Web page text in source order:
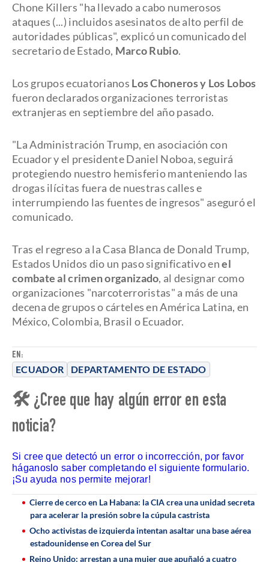
EN:
ECUADOR DEPARTAMENTO DE ESTADO
Chone Killers "ha llevado a cabo numerosos
ataques (...) incluidos asesinatos de alto perfil de
autoridades públicas", explicó un comunicado del
secretario de Estado, Marco Rubio.
Los grupos ecuatorianos Los Choneros y Los Lobos
fueron declarados organizaciones terroristas
extranjeras en septiembre del año pasado.
"La Administración Trump, en asociación con
Ecuador y el presidente Daniel Noboa, seguirá
protegiendo nuestro hemisferio manteniendo las
drogas ilícitas fuera de nuestras calles e
interrumpiendo las fuentes de ingresos" aseguró el
comunicado.
Tras el regreso a la Casa Blanca de Donald Trump,
Estados Unidos dio un paso significativo enel
combate al crimen organizado, al designar como
organizaciones "narcoterroristas" a más de una
decena de grupos o cárteles en América Latina, en
México, Colombia, Brasil o Ecuador.
🛠 ¿Cree que hay algún error en esta
noticia?
Si cree que detectó un error o incorrección, por favor
háganoslo saber completando el siguiente formulario.
¡Su ayuda nos permite mejorar!
Cierre de cerco en La Habana: la CIA crea una unidad secreta
para acelerar la presión sobre la cúpula castrista
Ocho activistas de izquierda intentan asaltar una base aérea
estadounidense en Corea del Sur
Reino Unido: arrestan a una mujer que apuñaló a cuatro